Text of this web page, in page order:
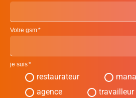
Votre gsm
je suis
restaurateur
agence
travailleur